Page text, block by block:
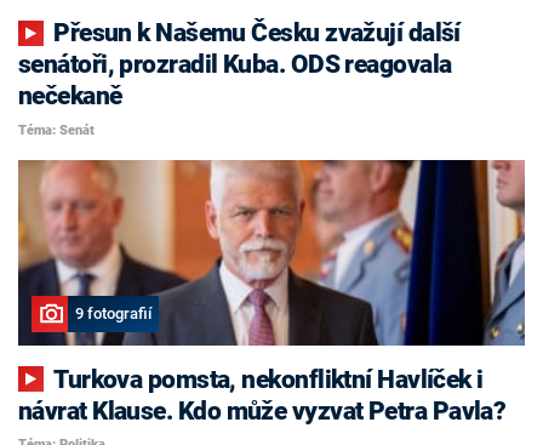
senátoři, prozradil Kuba. ODS reagovala
nečekaně
Téma: Senát
9 fotografií
Turkova pomsta, nekonfliktní Havlíček i
návrat Klause. Kdo může vyzvat Petra Pavla?